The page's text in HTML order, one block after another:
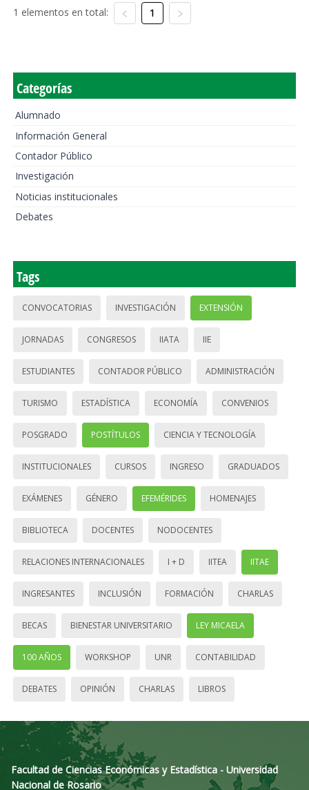
1 elementos en total: 1
Categorías
Alumnado
Información General
Contador Público
Investigación
Noticias institucionales
Debates
Tags
CONVOCATORIAS INVESTIGACIÓN EXTENSIÓN
JORNADAS CONGRESOS IIATA IIE
ESTUDIANTES CONTADOR PÚBLICO ADMINISTRACIÓN
TURISMO ESTADÍSTICA ECONOMÍA CONVENIOS
POSGRADO POSTÍTULOS CIENCIA Y TECNOLOGÍA
INSTITUCIONALES CURSOS INGRESO GRADUADOS
EXÁMENES GÉNERO EFEMÉRIDES HOMENAJES
BIBLIOTECA DOCENTES NODOCENTES
RELACIONES INTERNACIONALES I + D IITEA IITAE
INGRESANTES INCLUSIÓN FORMACIÓN CHARLAS
BECAS BIENESTAR UNIVERSITARIO LEY MICAELA
100 AÑOS WORKSHOP UNR CONTABILIDAD
DEBATES OPINIÓN CHARLAS LIBROS
Facultad de Ciencias Económicas y Estadística - Universidad
Nacional de Rosario